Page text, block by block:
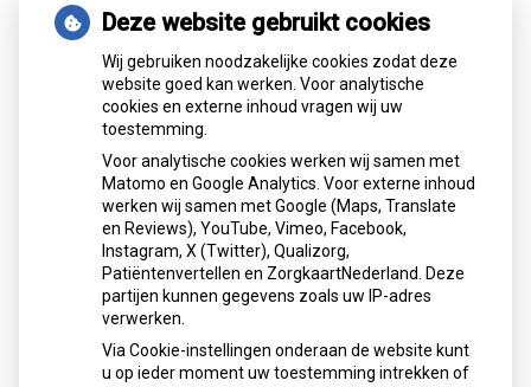
Gemiddelde cijfer
Mondzorgcentrumis gewaardeerd op
ZorgkaartNederland.
Bekijk alle waarderingen
Deze website gebruikt cookies
Wij gebruiken noodzakelijke cookies zodat deze
website goed kan werken. Voor analytische
cookies en externe inhoud vragen wij uw
toestemming.
Voor analytische cookies werken wij samen met
Matomo en Google Analytics. Voor externe inhoud
werken wij samen met Google (Maps, Translate
en Reviews), YouTube, Vimeo, Facebook,
Instagram, X (Twitter), Qualizorg,
Patiëntenvertellen en ZorgkaartNederland. Deze
partijen kunnen gegevens zoals uw IP-adres
verwerken.
Via Cookie-instellingen onderaan de website kunt
u op ieder moment uw toestemming intrekken of